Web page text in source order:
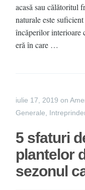
acasă sau călătoritul
naturale este
încăperilor interioare
eră în care …
iulie 17, 2019 on
Generale
5 sfaturi
plantelor
sezonul